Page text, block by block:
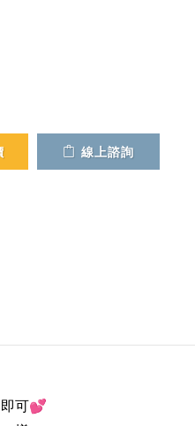
線上諮詢
可💕